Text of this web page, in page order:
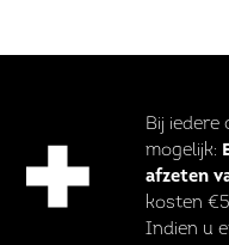
Bij iedere
mogelijk:
afzeten
kosten
Indien u